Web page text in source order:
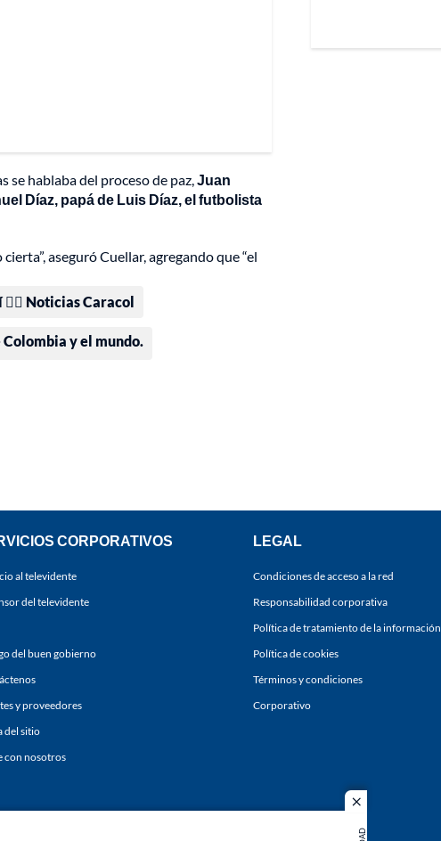
close
hablaba del proceso de paz,Juan
Díaz, papá de Luis Díaz, el futbolista
aseguró Cuellar, agregando que “el
Noticias Caracol
y el mundo.
CORPORATIVOS
al televidente
del televidente
del buen gobierno
y proveedores
del sitio
con nosotros
LEGAL
Condiciones de acceso a la red
Responsabilidad corporativa
Política de tratamiento de la información
Política de cookies
Términos y condiciones
Corporativo